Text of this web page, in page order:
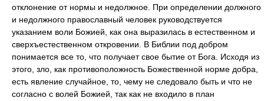
отклонение от нормы и недолжное. При определении должного
и недолжного православный человек руководствуется
указанием воли Божией, как она выразилась в естественном и
сверхъестественном откровении. В Библии под добром
понимается все то, что получает свое бытие от Бога. Исходя из
этого, зло, как противоположность Божественной норме добра,
есть явление случайное, то, чему не следовало быть и что не
согласно с волей Божией, так как не входило в план